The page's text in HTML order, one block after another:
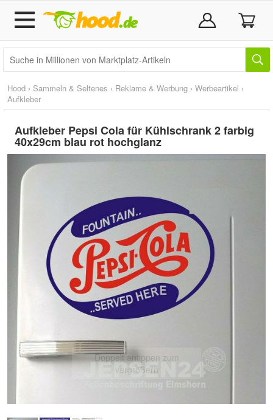
Hood › Sammeln & Seltenes › Reklame & Werbung › Werbeartikel ›
Aufkleber
Aufkleber Pepsi Cola für Kühlschrank 2 farbig
40x29cm blau rot hochglanz
Doppelt antippen zum
vergrößern